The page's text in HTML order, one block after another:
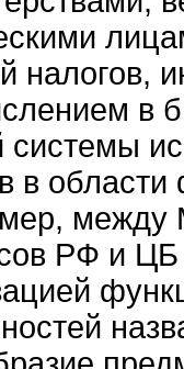
налогов,
в
системы
в
между
РФ и ЦБ